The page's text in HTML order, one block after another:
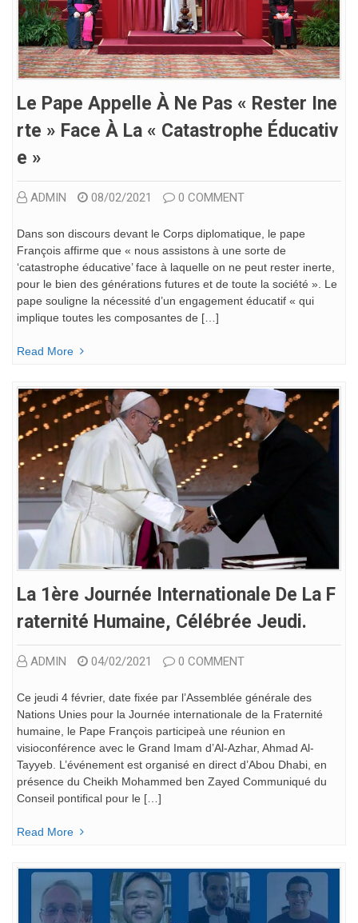
Le Pape Appelle À Ne Pas « Rester Ine
Rte » Face À La « Catastrophe Éducativ
E »
ADMIN 08/02/2021 0 COMMENT
Dans son discours devant le Corps diplomatique, le pape
François affirme que « nous assistons à une sorte de
‘catastrophe éducative’ face à laquelle on ne peut rester inerte,
pour le bien des générations futures et de toute la société ». Le
pape souligne la nécessité d’un engagement éducatif « qui
implique toutes les composantes de […]
Read More
La 1ère Journée Internationale De La F
Raternité Humaine, Célébrée Jeudi.
ADMIN 04/02/2021 0 COMMENT
Ce jeudi 4 février, date fixée par l’Assemblée générale des
Nations Unies pour la Journée internationale de la Fraternité
humaine, le Pape François participeà une réunion en
visioconférence avec le Grand Imam d’Al-Azhar, Ahmad Al-
Tayyeb. L’événement est organisé en direct d’Abou Dhabi, en
présence du Cheikh Mohammed ben Zayed Communiqué du
Conseil pontifical pour le […]
Read More